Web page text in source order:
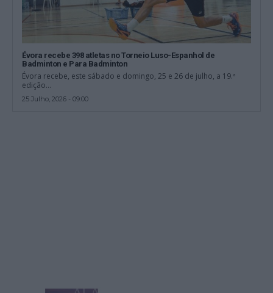
Évora recebe 398 atletas no Torneio Luso-Espanhol de
Badminton e Para Badminton
Évora recebe, este sábado e domingo, 25 e 26 de julho, a 19.ª
edição...
25 Julho, 2026 - 09:00